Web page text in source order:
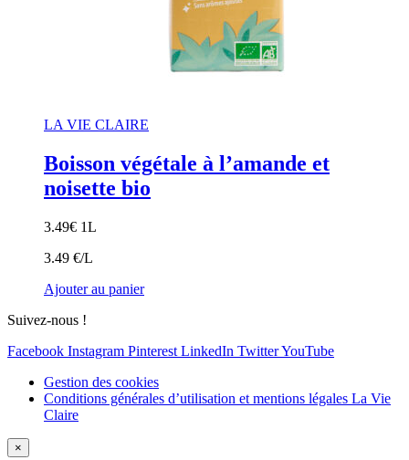
LA VIE CLAIRE
Boisson végétale à l’amande et
noisette bio
3.49€ 1L
3.49 €/L
Ajouter au panier
Suivez-nous !
Facebook Instagram Pinterest LinkedIn TwitterYouTube
Gestion des cookies
Conditions générales d’utilisation et mentions légales La Vie
Claire
×